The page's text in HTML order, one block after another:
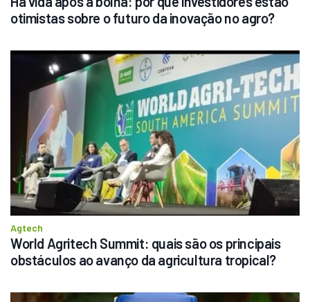
otimistas sobre o futuro da inovação no agro?
Agtech
World Agritech Summit: quais são os principais
obstáculos ao avanço da agricultura tropical?